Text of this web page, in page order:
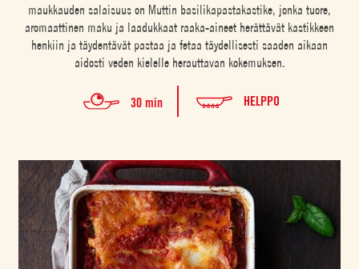
maukkauden salaisuus on Muttin basilikapastakastike, jonka tuore,
aromaattinen maku ja laadukkaat raaka-aineet herättävät kastikkeen
henkiin ja täydentävät pastaa ja fetaa täydellisesti saaden aikaan
aidosti veden kielelle herauttavan kokemuksen.
30 min HELPPO